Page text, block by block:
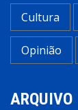
Cultura
Opinião
ARQUIVO